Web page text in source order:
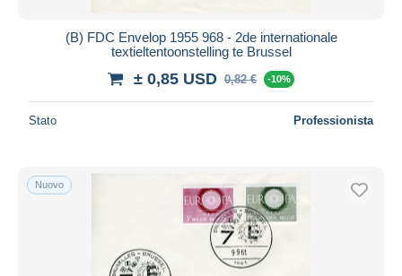
(B) FDC Envelop 1955 968 - 2de internationale
textieltentoonstelling te Brussel
± 0,85 USD 0,82 € -10%
Stato Professionista
Nuovo